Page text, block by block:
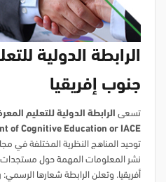
الرابطة الدولية
جنوب إفريقيا
تسعى الرابطة الدولية للتعليم
of Cognitive Education or IACE
توحيد المناهج النظرية المختلفة في
نشر المعلومات المهمة حول
أفريقيا. وتعلن الرابطة شعارها